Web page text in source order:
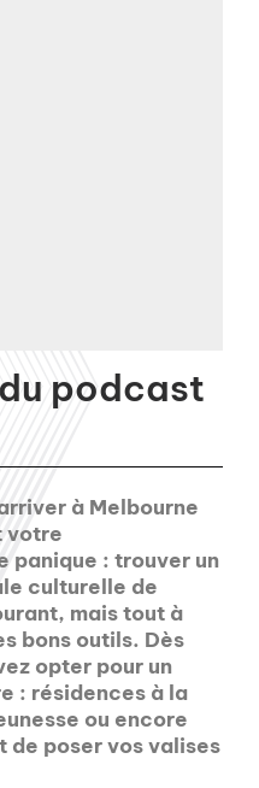
podcast
à Melbourne
votre
panique : trouver un
culturelle de
mais tout à
bons outils. Dès
opter pour un
: résidences à la
ou encore
de poser vos valises